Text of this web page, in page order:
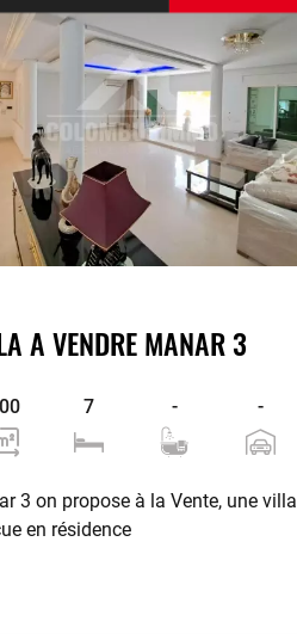
A VENDRE MANAR 3
7 - -
3 on propose à la Vente, une villa
en résidence